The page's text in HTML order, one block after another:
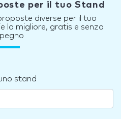
per il tuo Stand
diverse per il tuo
la migliore, gratis e senza
stand